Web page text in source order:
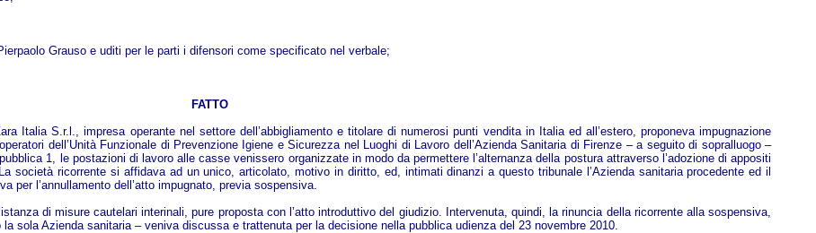
Grauso e uditi per le parti i difensori come specificato nel verbale;
FATTO
Italia S.r.l., impresa operante nel settore dell’abbigliamento e titolare di numerosi punti vendita in Italia ed all’estero, proponeva impugnazione
dell’Unità Funzionale di Prevenzione Igiene e Sicurezza nel Luoghi di Lavoro dell’Azienda Sanitaria di Firenze – a seguito di sopralluogo –
1, le postazioni di lavoro alle casse venissero organizzate in modo da permettere l’alternanza della postura attraverso l’adozione di appositi
società ricorrente si affidava ad un unico, articolato, motivo in diritto, ed, intimati dinanzi a questo tribunale l’Azienda sanitaria procedente ed il
per l’annullamento dell’atto impugnato, previa sospensiva.
di misure cautelari interinali, pure proposta con l’atto introduttivo del giudizio. Intervenuta, quindi, la rinuncia della ricorrente alla sospensiva,
sola Azienda sanitaria – veniva discussa e trattenuta per la decisione nella pubblica udienza del 23 novembre 2010.